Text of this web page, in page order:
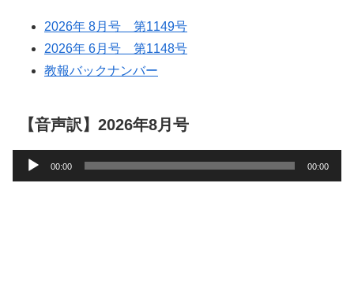
2026年 8月号 第1149号
2026年 6月号 第1148号
教報バックナンバー
【音声訳】2026年8月号
声
00:00 00:00